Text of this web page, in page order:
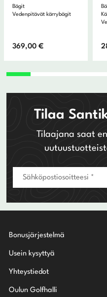
Bägit
Vedenpitävät kärrybägit
369,00€
Tilaa
Tilaajana saat
Bonusjärjestelmä
Usein kysyttyä
Yhteystiedot
Oulun Golfhalli